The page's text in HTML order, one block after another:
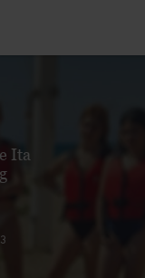
Ita